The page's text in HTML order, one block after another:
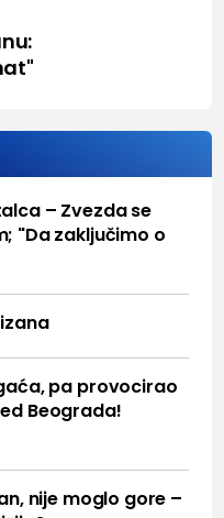
– Zvezda se
"Da zaključimo o
pa provocirao
Beograda!
nije moglo gore –